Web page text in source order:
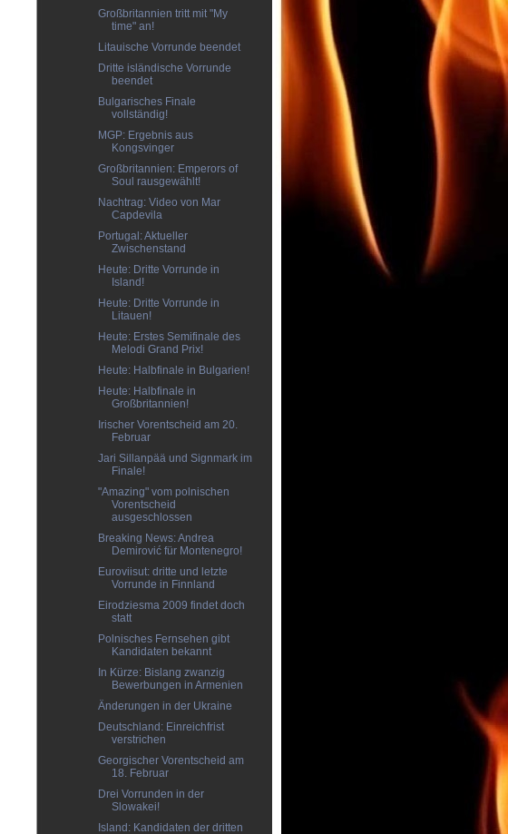
Großbritannien tritt mit "My
time" an!
Litauische Vorrunde beendet
Dritte isländische Vorrunde
beendet
Bulgarisches Finale
vollständig!
MGP: Ergebnis aus
Kongsvinger
Großbritannien: Emperors of
Soul rausgewählt!
Nachtrag: Video von Mar
Capdevila
Portugal: Aktueller
Zwischenstand
Heute: Dritte Vorrunde in
Island!
Heute: Dritte Vorrunde in
Litauen!
Heute: Erstes Semifinale des
Melodi Grand Prix!
Heute: Halbfinale in Bulgarien!
Heute: Halbfinale in
Großbritannien!
Irischer Vorentscheid am 20.
Februar
Jari Sillanpää und Signmark im
Finale!
"Amazing" vom polnischen
Vorentscheid
ausgeschlossen
Breaking News: Andrea
Demirović für Montenegro!
Euroviisut: dritte und letzte
Vorrunde in Finnland
Eirodziesma 2009 findet doch
statt
Polnisches Fernsehen gibt
Kandidaten bekannt
In Kürze: Bislang zwanzig
Bewerbungen in Armenien
Änderungen in der Ukraine
Deutschland: Einreichfrist
verstrichen
Georgischer Vorentscheid am
18. Februar
Drei Vorrunden in der
Slowakei!
Island: Kandidaten der dritten